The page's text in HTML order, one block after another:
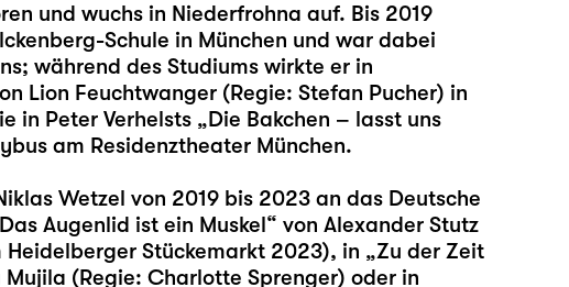
und wuchs in Niederfrohna auf. Bis 2019
Schule in München und war dabei
während des Studiums wirkte er in
Lion Feuchtwanger (Regie: Stefan Pucher) in
in Peter Verhelsts „Die Bakchen – lasst uns
am Residenztheater München.
Wetzel von 2019 bis 2023 an das Deutsche
Augenlid ist ein Muskel“ von Alexander Stutz
Stückemarkt 2023), in „Zu der Zeit
(Regie: Charlotte Sprenger) oder in